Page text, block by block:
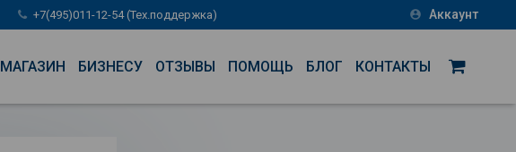
+7(495)011-12-54 (Тех.поддержка) account_circle Аккаунт
МАГАЗИН БИЗНЕСУ ОТЗЫВЫ ПОМОЩЬ БЛОГ КОНТАКТЫ